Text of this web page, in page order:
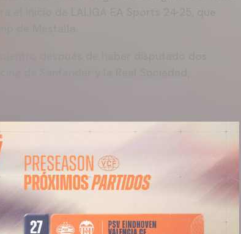
inicio de LALIGA EA Sports 24-25, que
de Mestalla.
de Santander y la Real Sociedad,